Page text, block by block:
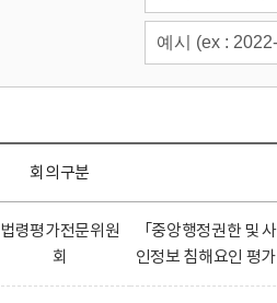
회의구분
법령평가전문위원
회
「중앙행정권한 및
인정보 침해요인 평